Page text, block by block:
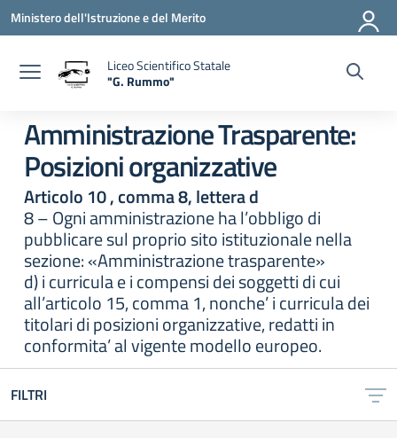
Vai ai contenuti
Vai al menu di navigazione
Vai al footer
Ministero dell'Istruzione e del Merito
Liceo Scientifico Statale
"G. Rummo"
Amministrazione Trasparente:
Posizioni organizzative
Articolo 10 , comma 8, lettera d
8 – Ogni amministrazione ha l’obbligo di
pubblicare sul proprio sito istituzionale nella
sezione: «Amministrazione trasparente»
d) i curricula e i compensi dei soggetti di cui
all’articolo 15, comma 1, nonche’ i curricula dei
titolari di posizioni organizzative, redatti in
conformita’ al vigente modello europeo.
FILTRI